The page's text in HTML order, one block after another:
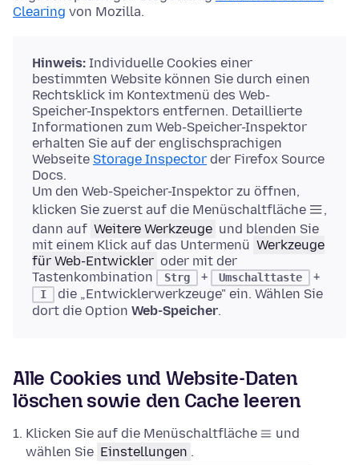
Clearing von Mozilla.
Hinweis: Individuelle Cookies einer
bestimmten Website können Sie durch einen
Rechtsklick im Kontextmenü des Web-
Speicher-Inspektors entfernen. Detaillierte
Informationen zum Web-Speicher-Inspektor
erhalten Sie auf der englischsprachigen
Webseite Storage Inspector der Firefox Source
Docs.
Um den Web-Speicher-Inspektor zu öffnen,
klicken Sie zuerst auf die Menüschaltfläche
,
dann auf Weitere Werkzeuge und blenden Sie
mit einem Klick auf das Untermenü Werkzeuge
für Web-Entwickler oder mit der
Tastenkombination
Strg + Umschalttaste +
I
die „Entwicklerwerkzeuge" ein. Wählen Sie
dort die Option Web-Speicher.
Alle Cookies und Website-Daten
löschen sowie den Cache leeren
Klicken Sie auf die Menüschaltfläche
und
wählen Sie Einstellungen .